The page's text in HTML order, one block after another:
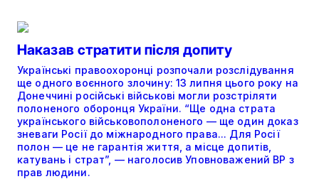
Наказав стратити після допиту
Українські правоохоронці розпочали розслідування
ще одного воєнного злочину: 13 липня цього року на
Донеччині російські військові могли розстріляти
полоненого оборонця України. “Ще одна страта
українського військовополоненого — ще один доказ
зневаги Росії до міжнародного права... Для Росії
полон — це не гарантія життя, а місце допитів,
катувань і страт”, — наголосив Уповноважений ВР з
прав людини.